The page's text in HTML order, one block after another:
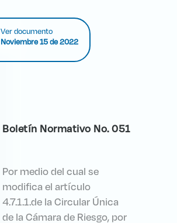
Ver documento
Noviembre 15 de 2022
Boletín Normativo No. 051
Por medio del cual se
modifica el artículo
4.7.1.1.de la Circular Única
de la Cámara de Riesgo, por